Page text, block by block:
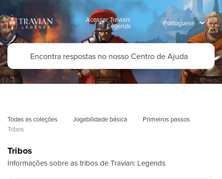
Acessar Travian:
Legends
Todas as coleções Jogabilidade básica
Primeiros passos
Tribos
Tribos
Informações sobre as tribos de Travian: Legends